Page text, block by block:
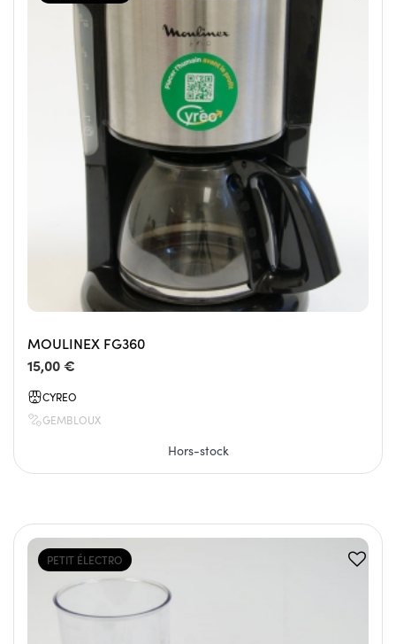
MOULINEX FG360
15,00 €
CYREO
GEMBLOUX
Hors-stock
PETIT ÉLECTRO